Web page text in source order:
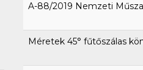
A-88/2019 Nemzeti
Méretek 45° fűtőszálas